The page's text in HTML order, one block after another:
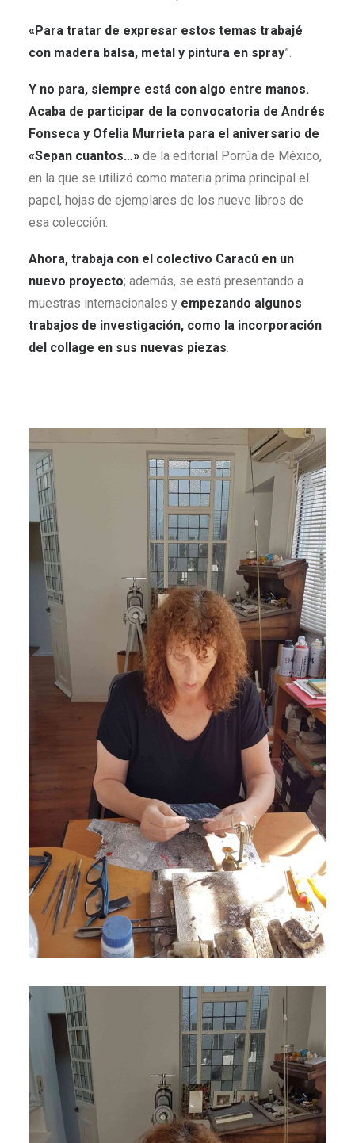
«Para tratar de expresar estos temas trabajé
con madera balsa, metal y pintura en spray”.
Y no para, siempre está con algo entre manos.
Acaba de participar de la convocatoria de Andrés
Fonseca y Ofelia Murrieta para el aniversario de
«Sepan cuantos…» de la editorial Porrúa de México,
en la que se utilizó como materia prima principal el
papel, hojas de ejemplares de los nueve libros de
esa colección.
Ahora, trabaja con el colectivo Caracú en un
nuevo proyecto; además, se está presentando a
muestras internacionales y empezando algunos
trabajos de investigación, como la incorporación
del collage en sus nuevas piezas.